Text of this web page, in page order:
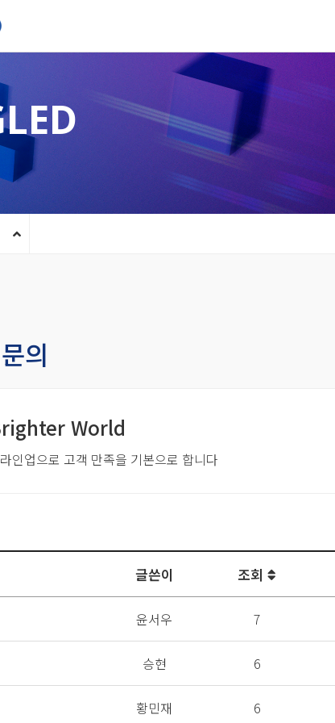
의
World
인업으로 고객 만족을 기본으로 합니다
글쓴이 조회
윤서우 7
승현 6
황민재 6